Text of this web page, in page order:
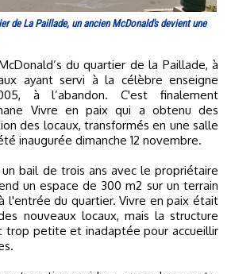
de La Paillade, un ancien McDonald's devient une
ayant servi à la célèbre enseigne
à l’abandon. C'est finalement
Vivre en paix qui a obtenu des
des locaux, transformés en une salle
inaugurée dimanche 12 novembre.
un bail de trois ans avec le propriétaire
un espace de 300 m2 sur un terrain
l'entrée du quartier. Vivre en paix était
nouveaux locaux, mais la structure
trop petite et inadaptée pour accueillir